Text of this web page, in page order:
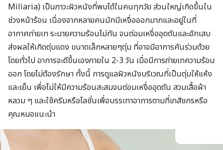
Miliaria) เป็นภาวะผิวหนังที่พบได้ในคนทุกวัย ส่วนใหญ่เกิดขึ้นใน
ช่วงหน้าร้อน เนื่องจากหลายคนมักมีเหงื่อออกมากและอยู่ในที่
อากาศถ่ายเท ระบายความร้อนไม่ทัน จนต่อมเหงื่ออุดตันและอักเสบ
ส่งผลให้เกิดตุ่มแดง ขนาดเล็กหลายๆตุ่ม ที่อาจมีอาการคันร่วมด้วย
โดยทั่วไป อาการจะดีขึ้นเองภายใน 2-3 วัน เมื่อมีการถ่ายเทความร้อน
ออก โดยไม่ต้องรักษา ทั้งนี้ การดูแลผิวหนังบริเวณที่เป็นตุ่มให้แห้ง
และเย็น เพื่อไม่ให้มีความร้อนสะสมจนต่อมเหงื่ออุดตัน สวมเสื้อผ้า
หลวม ๆ และใช้ครีมหรือโลชั่นเพื่อบรรเทาอาการตามที่เภสัชกรหรือ
คุณหมอแนะนำ